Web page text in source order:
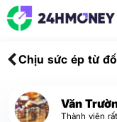
Chịu sức ép từ
tâm thương mại
Văn
Thành viên